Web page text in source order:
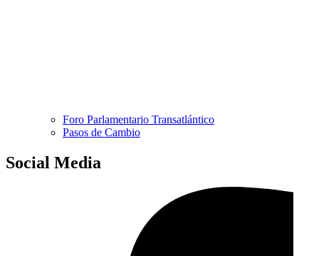
Foro Parlamentario Transatlántico
Pasos de Cambio
Social Media